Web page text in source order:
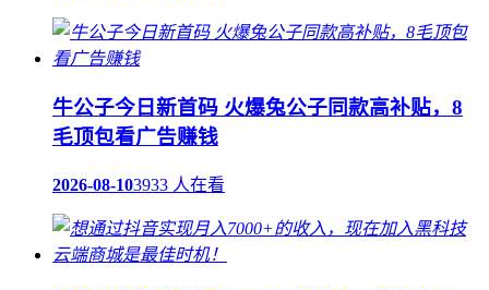
牛公子今日新首码 火爆兔公子同款高补贴，8
毛顶包看广告赚钱
2026-08-103933 人在看